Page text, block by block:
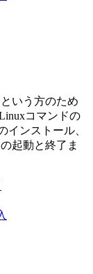
いう方のため
コマンドの
インストール、
起動と終了ま